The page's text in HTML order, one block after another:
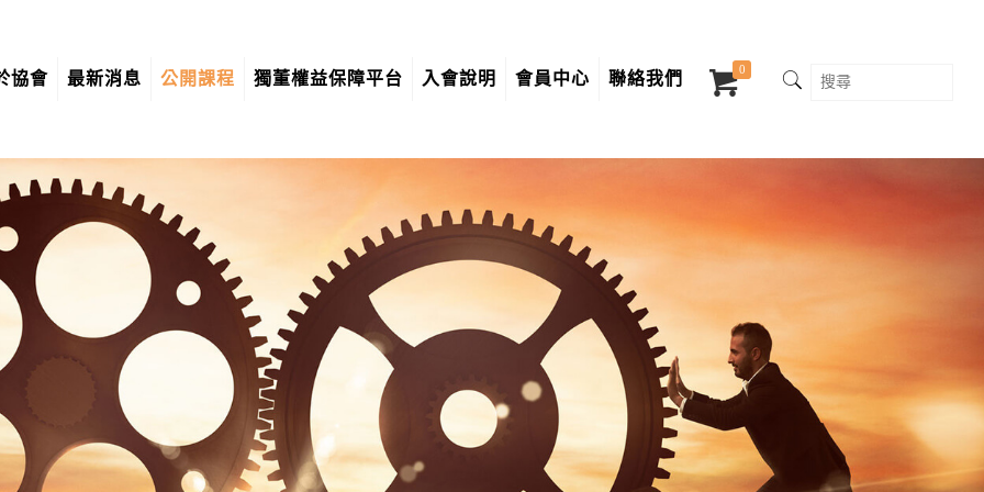
協會 最新消息 公開課程 獨董權益保障平台 入會說明 會員中心 聯絡我們 0